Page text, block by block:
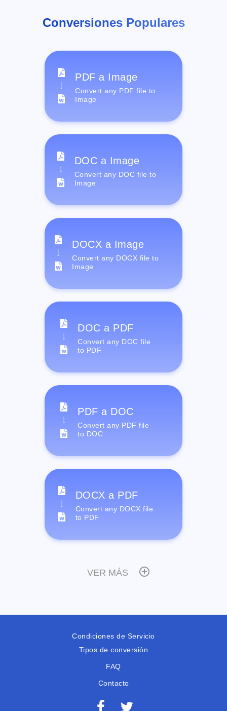
Conversiones Populares
PDF a Image
Convert any PDF file to
Image
DOC a Image
Convert any DOC file to
Image
DOCX a Image
Convert any DOCX file to
Image
DOC a PDF
Convert any DOC file
to PDF
PDF a DOC
Convert any PDF file
to DOC
DOCX a PDF
Convert any DOCX file
to PDF
VER MÁS
Condiciones de Servicio
Tipos de conversión
FAQ
Contacto